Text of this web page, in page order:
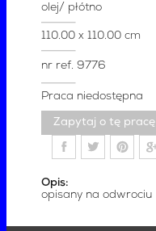
olej/ płótno
110.00 x 110.00 cm
nr ref.9776
Praca niedostępna
Zapytaj o tę pracę
Opis:
opisany na odwrociu